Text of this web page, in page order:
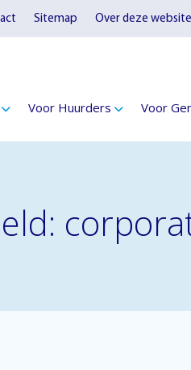
Sitemap Over deze website
Voor Huurders Voor